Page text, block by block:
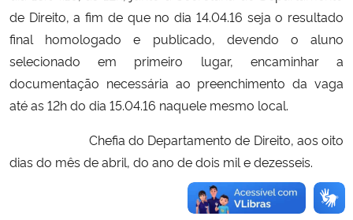
de Direito, a fim de que no dia 14.04.16 seja o resultado
final homologado e publicado, devendo o aluno
selecionado em primeiro lugar, encaminhar a
documentação necessária ao preenchimento da vaga
até as 12h do dia 15.04.16 naquele mesmo local.
Chefia do Departamento de Direito, aos oito
dias do mês de abril, do ano de dois mil e dezesseis.